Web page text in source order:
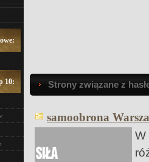
10: Strony związane z
samoobrona